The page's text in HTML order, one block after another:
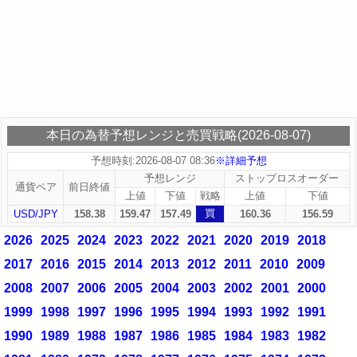
本日の為替予想レンジと売買戦略(2026-08-07)
予想時刻:2026-08-07 08:36※詳細予想
通貨ペア 前日終値
予想レンジ
ストップロスオーダー
上値
下値 戦略 上値
下値
USD/JPY
158.38 159.47 157.49 買 160.36 156.59
2026 2025 2024 2023 2022 2021 2020 2019 2018
2017 2016 2015 2014 2013 2012 2011 2010 2009
2008 2007 2006 2005 2004 2003 2002 2001 2000
1999
1998 1997 1996 1995 1994 1993 1992
1991
1990
1989 1988 1987 1986 1985 1984 1983
1982